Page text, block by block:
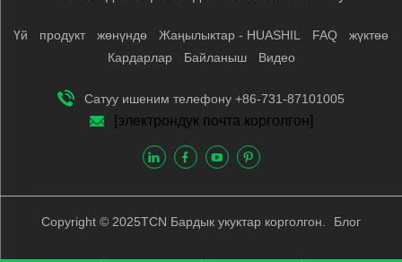
Үй продукт жөнүндө Жаңылыктар - HUASHIL FAQ
жүктөө
Кардарлар
Байланыш Видео
Сатуу ишеним телефону +86-731-87101005
[электрондук почта корголгон]
Copyright © 2025TCN Бардык укуктар корголгон. Блог